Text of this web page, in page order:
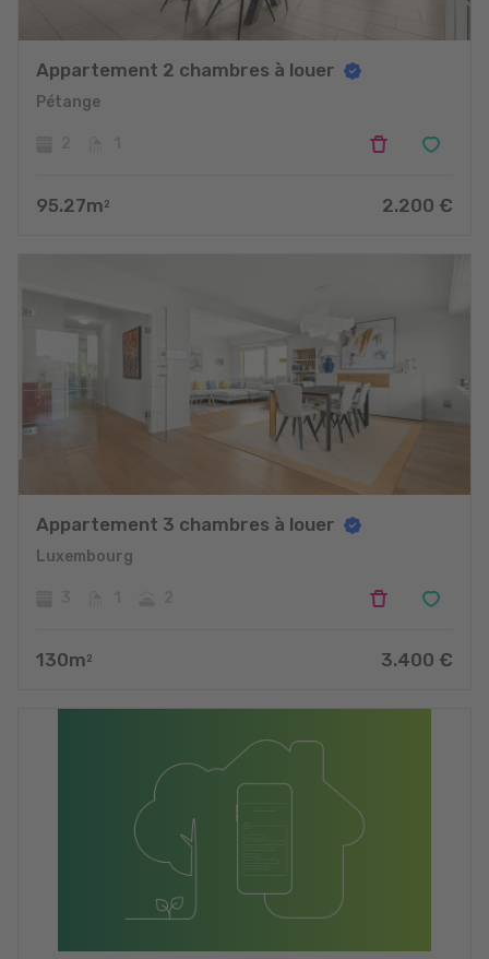
Appartement 2 chambres à louer
Pétange
95.27m 2 2.200 €
Appartement 3 chambres à louer
Luxembourg
130m 2 3.400 €